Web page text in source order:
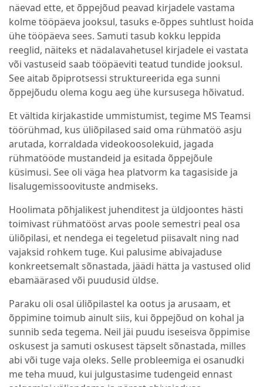
näevad ette, et õppejõud peavad kirjadele vastama
kolme tööpäeva jooksul, tasuks e-õppes suhtlust hoida
ühe tööpäeva sees. Samuti tasub kokku leppida
reeglid, näiteks et nädalavahetusel kirjadele ei vastata
või vastuseid saab tööpäeviti teatud tundide jooksul.
See aitab õpiprotsessi struktureerida ega sunni
õppejõudu olema kogu aeg ühe kursusega hõivatud.
Et vältida kirjakastide ummistumist, tegime MS Teamsi
töörühmad, kus üliõpilased said oma rühmatöö asju
arutada, korraldada videokoosolekuid, jagada
rühmatööde mustandeid ja esitada õppejõule
küsimusi. See oli väga hea platvorm ka tagasiside ja
lisalugemissoovituste andmiseks.
Hoolimata põhjalikest juhenditest ja üldjoontes hästi
toimivast rühmatööst arvas poole semestri peal osa
üliõpilasi, et nendega ei tegeletud piisavalt ning nad
vajaksid rohkem tuge. Kui palusime abivajaduse
konkreetsemalt sõnastada, jäädi hätta ja vastused olid
ebamäärased või puudusid üldse.
Paraku oli osal üliõpilastel ka ootus ja arusaam, et
õppimine toimub ainult siis, kui õppejõud on kohal ja
sunnib seda tegema. Neil jäi puudu iseseisva õppimise
oskusest ja samuti oskusest täpselt sõnastada, milles
abi või tuge vaja oleks. Selle probleemiga ei osanudki
me teha muud, kui julgustasime tudengeid ennast